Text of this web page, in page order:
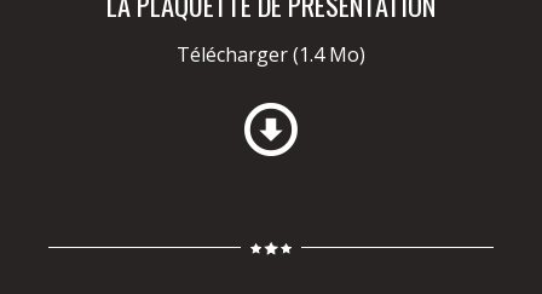
Télécharger(1.4 Mo)